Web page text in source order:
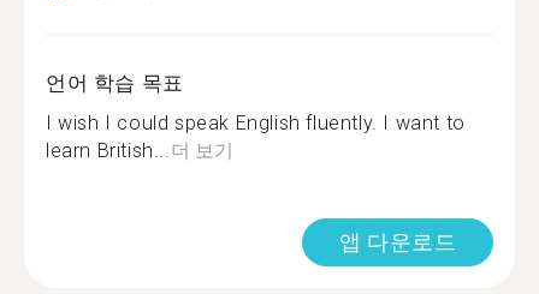
언어 학습 목표
I wish I could speak English fluently. I want to
learn British...더 보기
앱 다운로드